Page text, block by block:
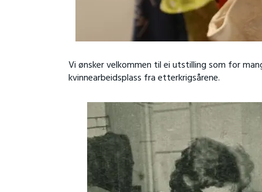
Vi ønsker velkommen til ei utstilling som for
kvinnearbeidsplass fra etterkrigsårene.